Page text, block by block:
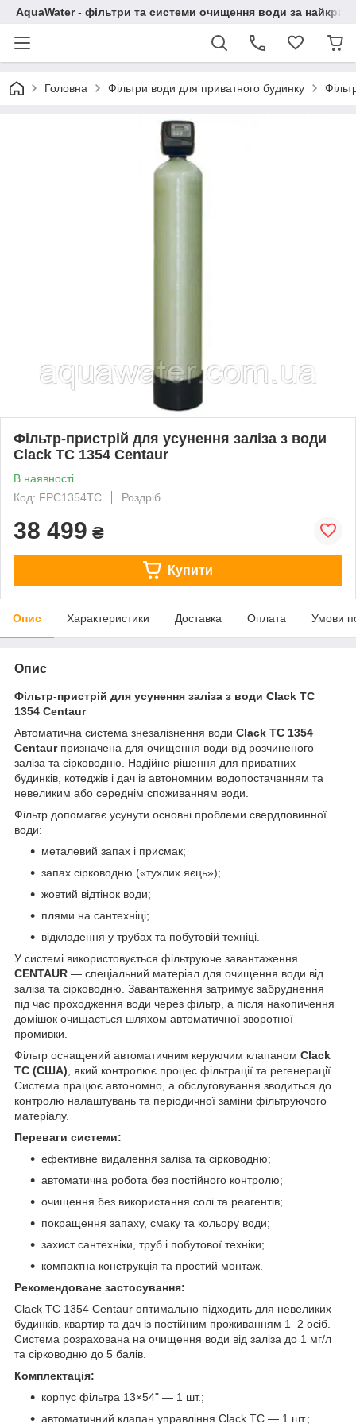
AquaWater - фільтри та системи очищення води за
Головна Фільтри води для приватного будинку
Фільтр-пристрій для усунення заліза з води
Clack TC 1354 Centaur
В наявності
Код: FPC1354TC
Роздріб
38 499 ₴
Купити
Опис Характеристики Доставка Оплата Умови
Опис
Фільтр-пристрій для усунення заліза з води Clack TC
1354 Centaur
Автоматична система знезалізнення води Clack TC 1354
Centaurпризначена для очищення води від розчиненого
заліза та сірководню. Надійне рішення для приватних
будинків, котеджів і дач із автономним водопостачанням та
невеликим або середнім споживанням води.
Фільтр допомагає усунути основні проблеми свердловинної
води:
металевий запах і присмак;
запах сірководню («тухлих яєць»);
жовтий відтінок води;
плями на сантехніці;
відкладення у трубах та побутовій техніці.
У системі використовується фільтруюче завантаження
CENTAUR — спеціальний матеріал для очищення води від
заліза та сірководню. Завантаження затримує забруднення
під час проходження води через фільтр, а після накопичення
домішок очищається шляхом автоматичної зворотної
промивки.
Фільтр оснащений автоматичним керуючим клапаном Clack
TC (США) , який контролює процес фільтрації та регенерації.
Система працює автономно, а обслуговування зводиться до
контролю налаштувань та періодичної заміни фільтруючого
матеріалу.
Переваги системи:
ефективне видалення заліза та сірководню;
автоматична робота без постійного контролю;
очищення без використання солі та реагентів;
покращення запаху, смаку та кольору води;
захист сантехніки, труб і побутової техніки;
компактна конструкція та простий монтаж.
Рекомендоване застосування:
Clack TC 1354 Centaur оптимально підходить для невеликих
будинків, квартир та дач із постійним проживанням 1–2 осіб.
Система розрахована на очищення води від заліза до 1 мг/л
та сірководню до 5 балів.
Комплектація:
корпус фільтра 13×54" — 1 шт.;
автоматичний клапан управління Clack TC — 1 шт.;